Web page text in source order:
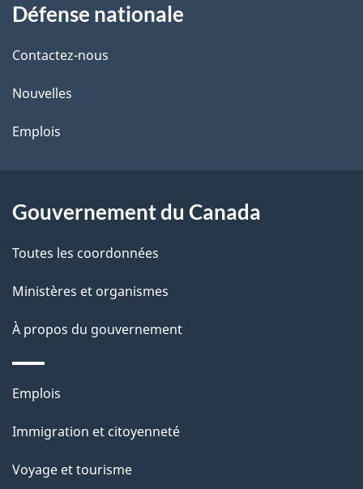
i
l
s
d
l
p
a
g
e
propos
de
ce
site
Défense nationale
Contactez-nous
Nouvelles
Emplois
Gouvernement du Canada
Toutes les coordonnées
Ministères et organismes
À propos du gouvernement
Thèmes
sujets
Emplois
Immigration et citoyenneté
Voyage et tourisme